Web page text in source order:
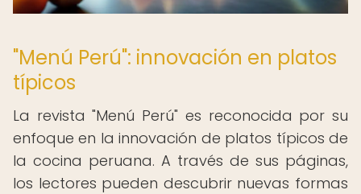
"Menú Perú": innovación en platos
típicos
La revista "Menú Perú" es reconocida por su
enfoque en la innovación de platos típicos de
la cocina peruana. A través de sus páginas,
los lectores pueden descubrir nuevas formas